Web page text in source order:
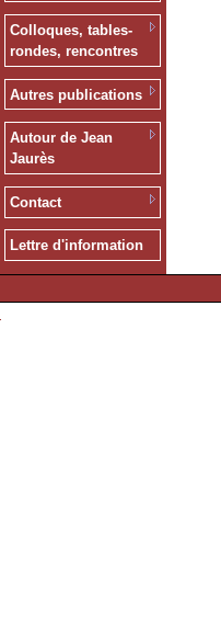
Colloques, tables-
rondes, rencontres
Autres publications
Autour de Jean
Jaurès
Contact
Lettre d'information